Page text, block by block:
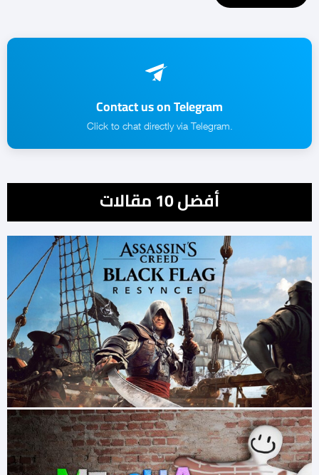
Contact us on Telegram
.Click to chat directly via Telegram
أفضل 10 مقالات